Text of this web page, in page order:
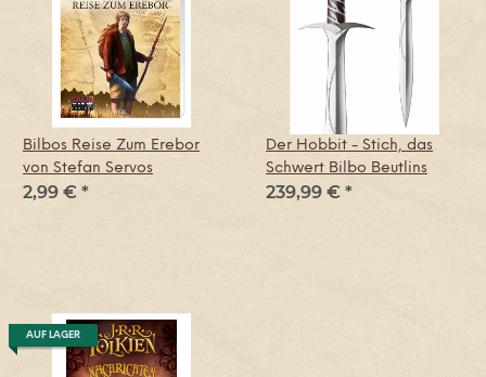
Bilbos Reise Zum Erebor
von Stefan Servos
2,99 € *
Der Hobbit - Stich, das
Schwert Bilbo Beutlins
239,99 € *
AUF LAGER